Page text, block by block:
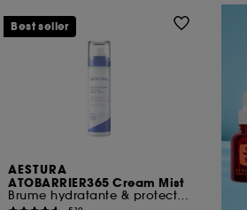
AESTURA
ATOBARRIER365 Cream Mist
Brume hydratante & protectrice barrière cutanée
Best seller